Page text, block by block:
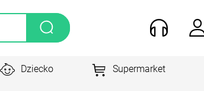
Dziecko Supermarket